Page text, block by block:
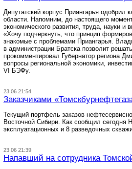
Депутатский корпус Приангарья одобрил
области. Напомним, до настоящего
экономического развития, труда, науки и
«Хочу подчеркнуть, что принцип
знакомые с проблемами Приангарья.
в администрации Братска позволит
прокомментировал Губернатор региона
вопросы региональной экономики,
VI БЭФу.
23.06 21:54
Заказчиками
Текущий портфель заказов
Восточной Сибири. Как сообщил
эксплуатационных и 8 разведочных
23.06 21:39
Напавший на сотрудника